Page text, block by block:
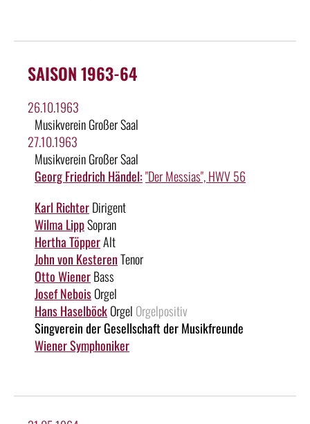
SAISON 1963-64
26.10.1963
Musikverein Großer Saal
27.10.1963
Musikverein Großer Saal
Georg Friedrich Händel:"Der Messias", HWV 56
Karl RichterDirigent
Wilma LippSopran
Hertha TöpperAlt
John von KesterenTenor
Otto WienerBass
Josef NeboisOrgel
Hans HaselböckOrgel Orgelpositiv
Singverein der Gesellschaft der Musikfreunde
Wiener Symphoniker